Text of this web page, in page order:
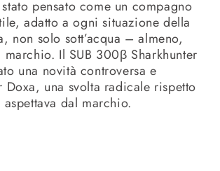
pensato come un compagno
adatto a ogni situazione della
non solo sott’acqua – almeno,
Il SUB 300β Sharkhunter
una novità controversa e
Doxa, una svolta radicale rispetto
dal marchio.